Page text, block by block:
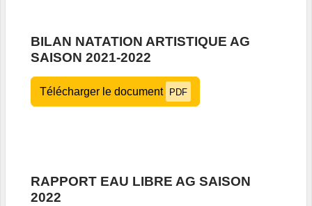
BILAN NATATION ARTISTIQUE AG
SAISON 2021-2022
Télécharger le document PDF
RAPPORT EAU LIBRE AG SAISON
2022